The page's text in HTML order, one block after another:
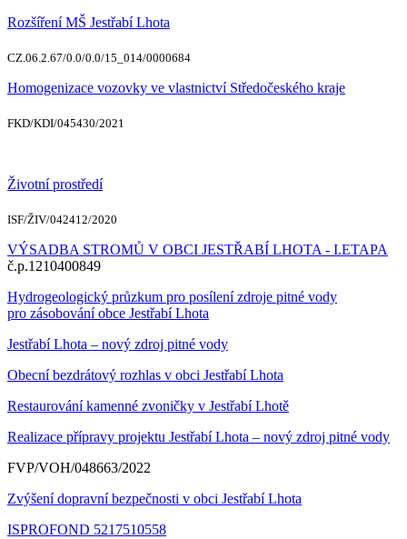
Rozšíření MŠ Jestřabí Lhota
CZ.06.2.67/0.0/0.0/15_014/0000684
Homogenizace vozovky ve vlastnictví Středočeského kraje
FKD/KDI/045430/2021
Životní prostředí
ISF/ŽIV/042412/2020
VÝSADBA STROMŮ V OBCI JESTŘABÍ LHOTA - I.ETAPA
č.p.1210400849
Hydrogeologický průzkum pro posílení zdroje pitné vody
pro zásobování obce Jestřabí Lhota
Jestřabí Lhota – nový zdroj pitné vody
Obecní bezdrátový rozhlas v obci Jestřabí Lhota
Restaurování kamenné zvoničky v Jestřabí Lhotě
Realizace přípravy projektu Jestřabí Lhota – nový zdroj pitné vody
FVP/VOH/048663/2022
Zvýšení dopravní bezpečnosti v obci Jestřabí Lhota
ISPROFOND 5217510558